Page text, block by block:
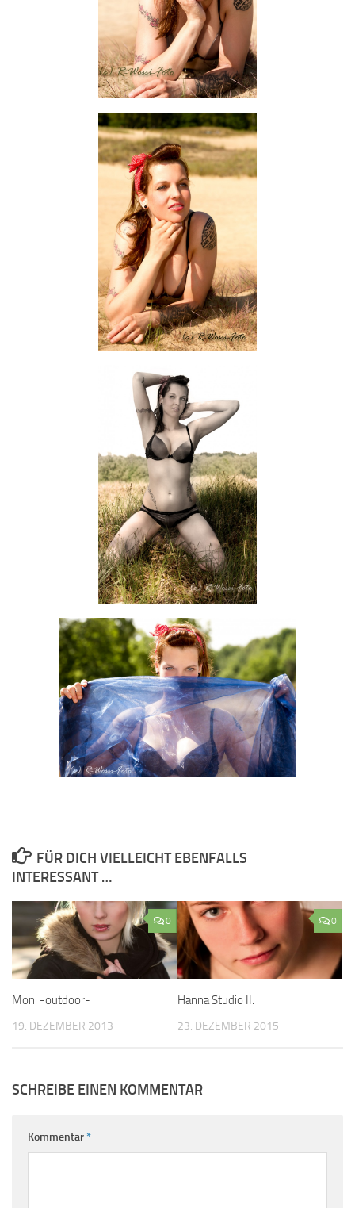
FÜR DICH VIELLEICHT EBENFALLS
INTERESSANT …
0
Moni -outdoor-
19. DEZEMBER 2013
0
Hanna Studio II.
23. DEZEMBER 2015
SCHREIBE EINEN KOMMENTAR
Kommentar*